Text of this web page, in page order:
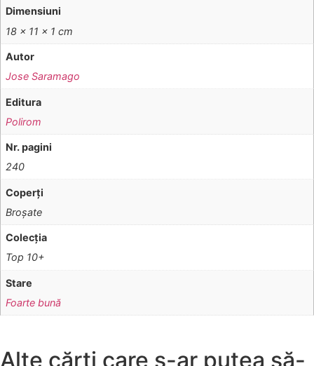
Dimensiuni
18 × 11 × 1 cm
Autor
Jose Saramago
Editura
Polirom
Nr. pagini
240
Coperţi
Broşate
Colecţia
Top 10+
Stare
Foarte bună
Alte cărți care s-ar putea să-